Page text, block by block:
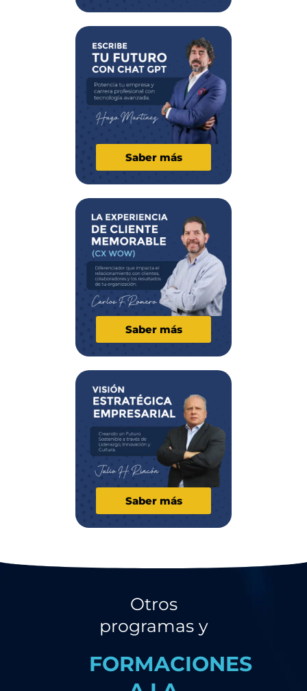
Saber más
Saber más
Saber más
Otros
programas y
FORMACIONES